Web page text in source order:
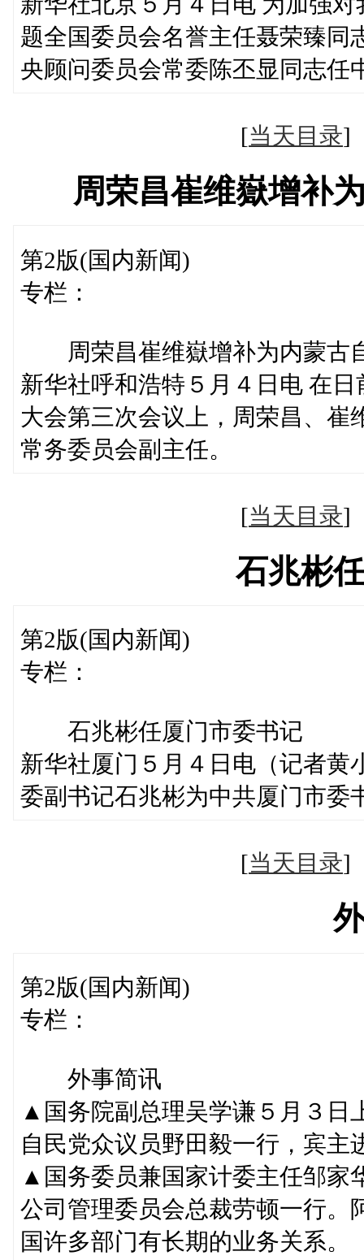
题全国委员会名誉主任聂荣臻同
央顾问委员会常委陈丕显同志任
[当天目录
周荣昌崔维嶽增补
第2版(国内新闻)
专栏：
周荣昌崔维嶽增补为内蒙古
新华社呼和浩特５月４日电 在
大会第三次会议上，周荣昌、崔
常务委员会副主任。
[当天目录
石兆彬
第2版(国内新闻)
专栏：
石兆彬任厦门市委书记
新华社厦门５月４日电（记者黄
委副书记石兆彬为中共厦门市委
[当天目录
第2版(国内新闻)
专栏：
外事简讯
▲国务院副总理吴学谦５月３日
自民党众议员野田毅一行，宾主
▲国务委员兼国家计委主任邹家
公司管理委员会总裁劳顿一行。
国许多部门有长期的业务关系。